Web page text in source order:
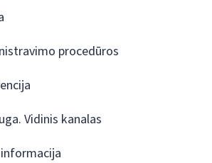
procedūros
Vidinis kanalas